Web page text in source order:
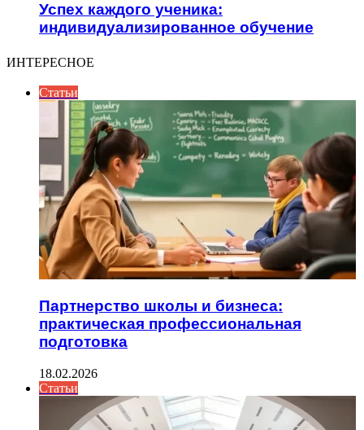
Успех каждого ученика:
индивидуализированное обучение
ИНТЕРЕСНОЕ
Статьи
Партнерство школы и бизнеса:
практическая профессиональная
подготовка
18.02.2026
Статьи